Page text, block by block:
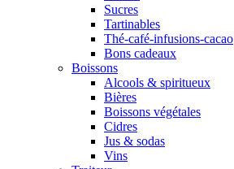
Sucres
Tartinables
Thé-café-infusions-cacao
Bons cadeaux
Boissons
Alcools & spiritueux
Bières
Boissons végétales
Cidres
Jus & sodas
Vins